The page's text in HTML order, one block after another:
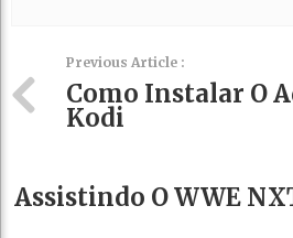
Previous Article :
Como Instalar O
Kodi
Assistindo O WWE